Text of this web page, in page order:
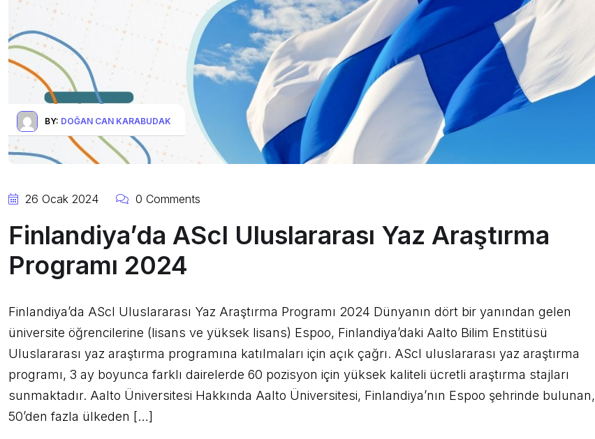
BY: DOĞAN CAN KARABUDAK
26 Ocak 2024 0 Comments
Finlandiya’da AScI Uluslararası Yaz Araştırma
Programı 2024
Finlandiya’da AScI Uluslararası Yaz Araştırma Programı 2024 Dünyanın dört bir yanından gelen
üniversite öğrencilerine (lisans ve yüksek lisans) Espoo, Finlandiya’daki Aalto Bilim Enstitüsü
Uluslararası yaz araştırma programına katılmaları için açık çağrı. AScI uluslararası yaz araştırma
programı, 3 ay boyunca farklı dairelerde 60 pozisyon için yüksek kaliteli ücretli araştırma stajları
sunmaktadır. Aalto Üniversitesi Hakkında Aalto Üniversitesi, Finlandiya’nın Espoo şehrinde bulunan,
50’den fazla ülkeden […]